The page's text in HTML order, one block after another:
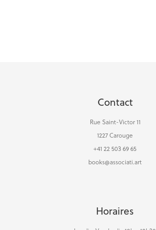
Contact
Rue Saint-Victor 11
1227 Carouge
+41 22 503 69 65
books@associati.art
Horaires